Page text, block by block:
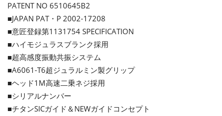
PATENT NO 6510645B2
■JAPAN PAT・P 2002-17208
■意匠登録第1131754 SPECIFICATION
■ハイモジュラスブランク採用
■超高感度振動共振システム
■A6061-T6超ジュラルミン製グリップ
■ヘッド1M高速二乗ネジ採用
■シリアルナンバー
■チタンSICガイド＆NEWガイドコンセプト